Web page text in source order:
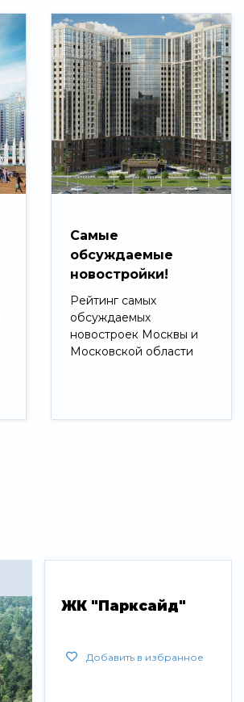
Самые
обсуждаемые
новостройки!
Рейтинг самых
обсуждаемых
новостроек Москвы и
Московской области
ЖК "Парксайд"
Добавить в избранное